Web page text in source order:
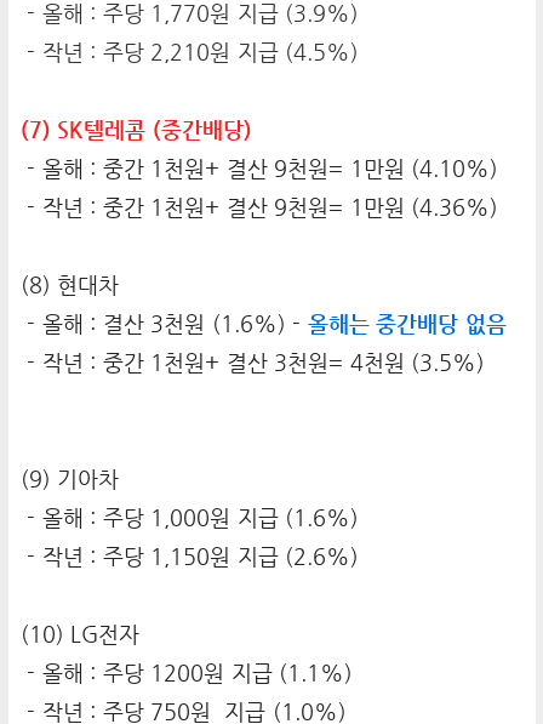
- 올해 : 주당 1,770원 지급 (3.9%)
- 작년 : 주당 2,210원 지급 (4.5%)
(7) SK텔레콤 (중간배당)
- 올해 : 중간 1천원+ 결산 9천원= 1만원 (4.10%)
- 작년 : 중간 1천원+ 결산 9천원= 1만원 (4.36%)
(8) 현대차
- 올해 : 결산 3천원 (1.6%) - 올해는 중간배당 없음
- 작년 : 중간 1천원+ 결산 3천원= 4천원 (3.5%)
(9) 기아차
- 올해 : 주당 1,000원 지급 (1.6%)
- 작년 : 주당 1,150원 지급 (2.6%)
(10) LG전자
- 올해 : 주당 1200원 지급 (1.1%)
- 작년 : 주당 750원 지급 (1.0%)